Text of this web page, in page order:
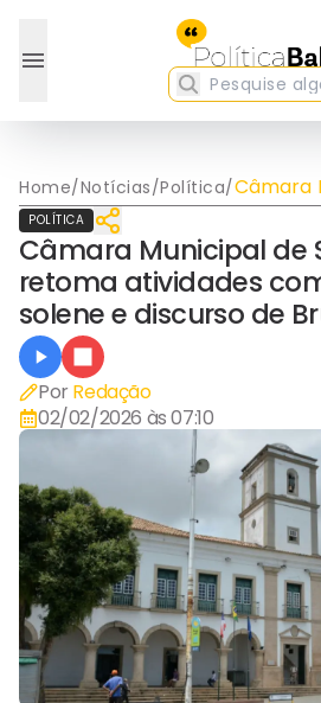
Home/Notícias/Política/Câmara
solene e
Reis
POLÍTICA
Câmara Municipal de
retoma atividades
solene e discurso de
Por Redação
02/02/2026 às 07:10